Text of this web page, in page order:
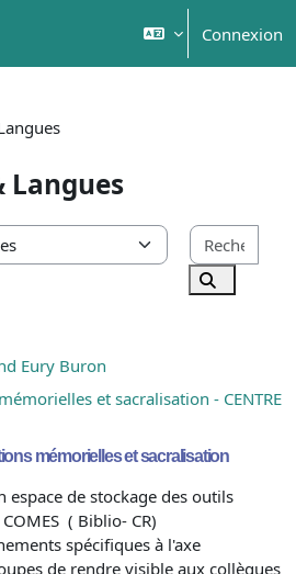
Connexion
Langues
Eury Buron
et sacralisation - CENTRE
mémorielles et sacralisation
espace de stockage des outils
( Biblio- CR)
spécifiques à l'axe
de rendre visible aux collègues